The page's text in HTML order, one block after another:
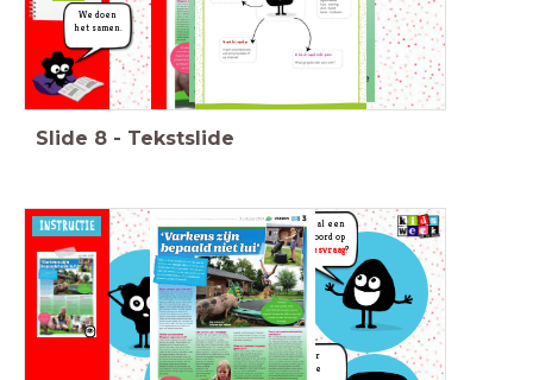
We doen
het samen.
Slide 8 - Tekstslide
Wat hebben
we gelezen?
Is er al een
antwoord op
deleesvraag?
Klopte het idee dat
we hadden bij de
tekstsoort en het
doel van de
schrijver?
Zijn er
nieuwe